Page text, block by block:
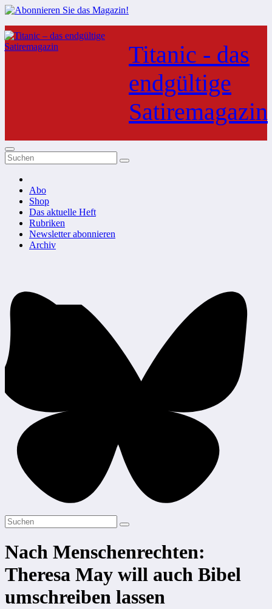
Zum
Inhalt
springen
Titanic - das
endgültige
Satiremagazin
Abo
Shop
Das aktuelle Heft
Rubriken
Newsletter abonnieren
Archiv
Nach Menschenrechten:
Theresa May will auch Bibel
umschreiben lassen